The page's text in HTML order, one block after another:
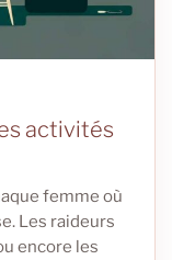
activités
femme où
Les raideurs
encore les